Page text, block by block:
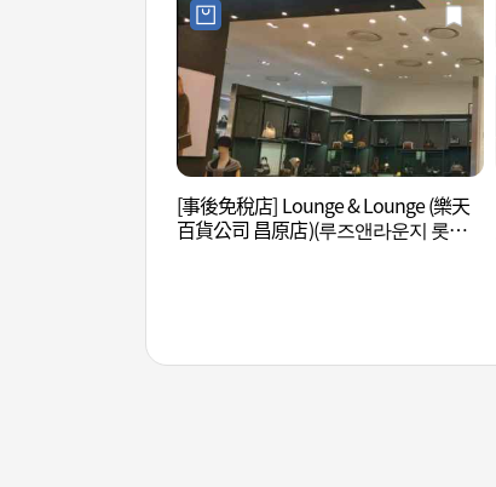
[事後免稅店] Lounge & Lounge (樂天
百貨公司 昌原店)(루즈앤라운지 롯데